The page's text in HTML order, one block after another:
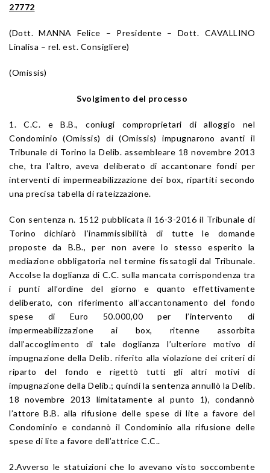
27772
(Dott. MANNA Felice – Presidente – Dott. CAVALLINO
Linalisa – rel. est. Consigliere)
(Omissis)
Svolgimento del processo
1. C.C. e B.B., coniugi comproprietari di alloggio nel
Condominio (Omissis) di (Omissis) impugnarono avanti il
Tribunale di Torino la Delib. assembleare 18 novembre 2013
che, tra l’altro, aveva deliberato di accantonare fondi per
interventi di impermeabilizzazione dei box, ripartiti secondo
una precisa tabella di rateizzazione.
Con sentenza n. 1512 pubblicata il 16-3-2016 il Tribunale di
Torino dichiarò l’inammissibilità di tutte le domande
proposte da B.B., per non avere lo stesso esperito la
mediazione obbligatoria nel termine fissatogli dal Tribunale.
Accolse la doglianza di C.C. sulla mancata corrispondenza tra
i punti all’ordine del giorno e quanto effettivamente
deliberato, con riferimento all’accantonamento del fondo
spese di Euro 50.000,00 per l’intervento di
impermeabilizzazione ai box, ritenne assorbita
dall’accoglimento di tale doglianza l’ulteriore motivo di
impugnazione della Delib. riferito alla violazione dei criteri di
riparto del fondo e rigettò tutti gli altri motivi di
impugnazione della Delib.; quindi la sentenza annullò la Delib.
18 novembre 2013 limitatamente al punto 1), condannò
l’attore B.B. alla rifusione delle spese di lite a favore del
Condominio e condannò il Condominio alla rifusione delle
spese di lite a favore dell’attrice C.C..
2.Avverso le statuizioni che lo avevano visto soccombente